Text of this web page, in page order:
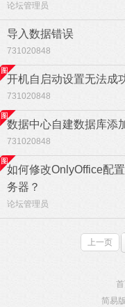
论坛管理员
导入数据错误
731020848
开机自启动设置无法成
731020848
数据中心自建数据库添
731020848
如何修改OnlyOffice配
务器？
论坛管理员
上一页
简易版